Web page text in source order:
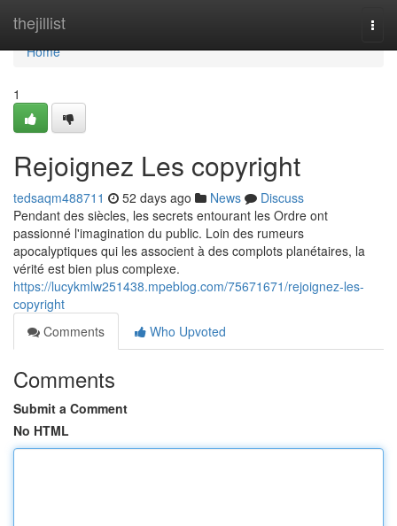
thejillist
Home
Home
1
Rejoignez Les copyright
tedsaqm488711 52 days ago News
Discuss
Pendant des siècles, les secrets entourant les Ordre ont
passionné l'imagination du public. Loin des rumeurs
apocalyptiques qui les associent à des complots planétaires, la
vérité est bien plus complexe.
https://lucykmlw251438.mpeblog.com/75671671/rejoignez-les-
copyright
Comments
Who Upvoted
Comments
Submit a Comment
No HTML